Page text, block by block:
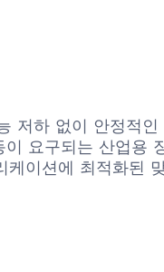
저하 없이 안정적
요구되는 산업용
이션에 최적화된